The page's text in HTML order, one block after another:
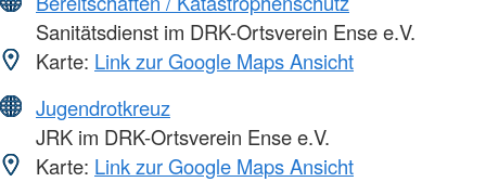
Sanitätsdienst im DRK-Ortsverein Ense e.V.
Karte: Link zur Google Maps Ansicht
Jugendrotkreuz
JRK im DRK-Ortsverein Ense e.V.
Karte: Link zur Google Maps Ansicht